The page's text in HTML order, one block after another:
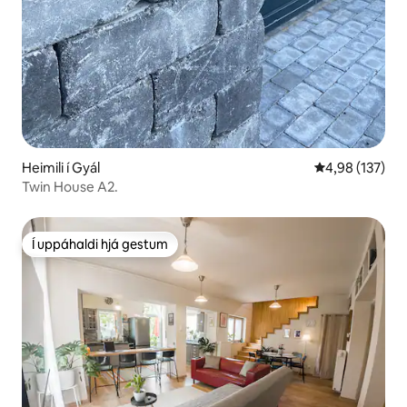
Heimili í Gyál 4,98 af 5 í
4,98 (137)
Twin House A2.
Í uppáhaldi hjá gestum
Í uppáhaldi hjá gestum